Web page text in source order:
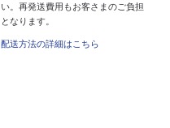
い。再発送費用もお客さまのご負担
となります。
配送方法の詳細はこちら